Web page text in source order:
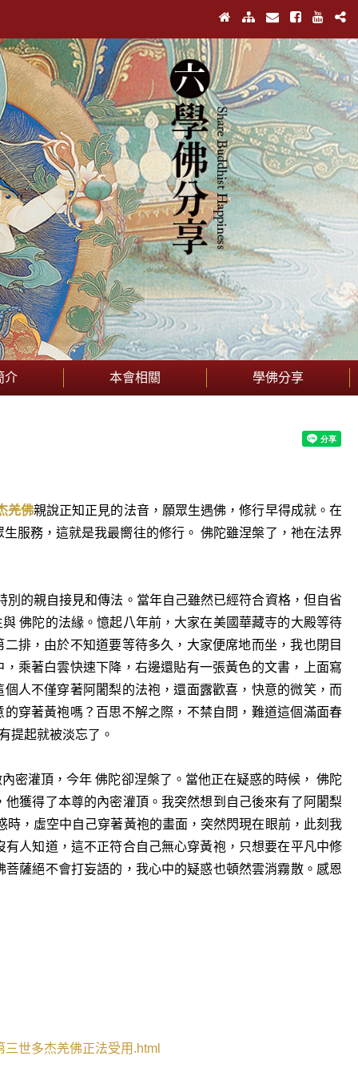
介 本會相關 學佛分享
羌佛親說正知正見的法音，願眾生遇佛，修行早得成就。在
服務，這就是我最嚮往的修行。 佛陀雖涅槃了，祂在法界
的親自接見和傳法。當年自己雖然已經符合資格，但自省
佛陀的法緣。憶起八年前，大家在美國華藏寺的大殿等待
排，由於不知道要等待多久，大家便席地而坐，我也閉目
乘著白雲快速下降，右邊還貼有一張黃色的文書，上面寫
人不僅穿著阿闍梨的法袍，還面露歡喜，快意的微笑，而
穿著黃袍嗎？百思不解之際，不禁自問，難道這個滿面春
提起就被淡忘了。
密灌頂，今年 佛陀卻涅槃了。當他正在疑惑的時候， 佛陀
獲得了本尊的內密灌頂。我突然想到自己後來有了阿闍梨
，虛空中自己穿著黃袍的畫面，突然閃現在眼前，此刻我
人知道，這不正符合自己無心穿黃袍，只想要在平凡中修
薩絕不會打妄語的，我心中的疑惑也頓然雲消霧散。感恩
三世多杰羌佛正法受用 .html